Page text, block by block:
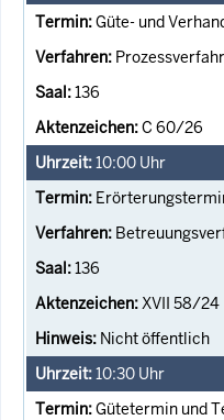
Güte- und
136
C 60/26
10:00 Uhr
136
XVII 58/24
Nicht öffentlich
10:30 Uhr
Gütetermin und